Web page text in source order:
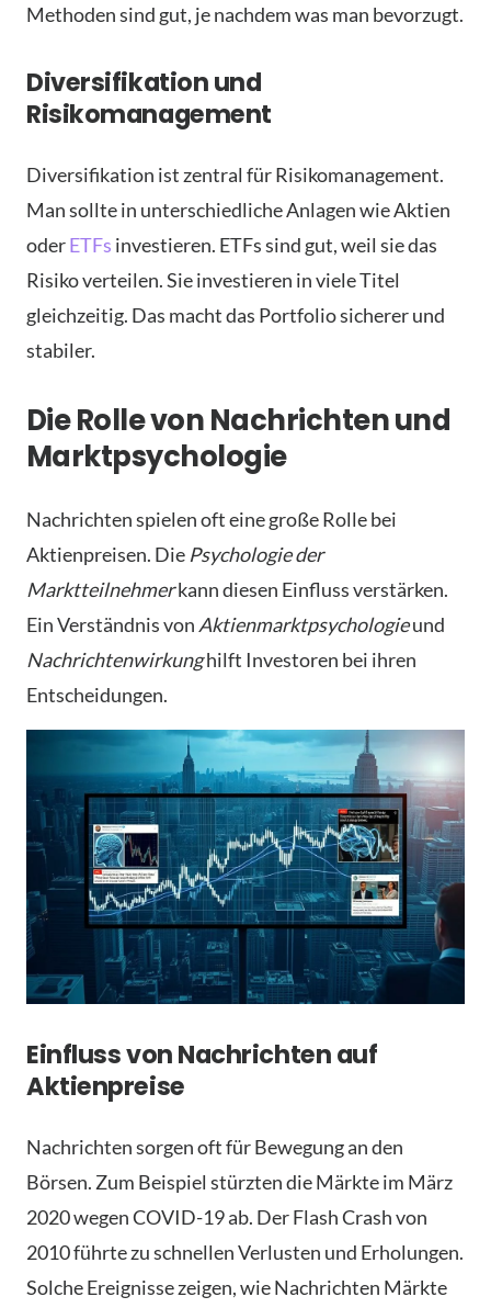
Methoden sind gut, je nachdem was man bevorzugt.
Diversifikation und
Risikomanagement
Diversifikation ist zentral für Risikomanagement.
Man sollte in unterschiedliche Anlagen wie Aktien
oderETFs investieren. ETFs sind gut, weil sie das
Risiko verteilen. Sie investieren in viele Titel
gleichzeitig. Das macht das Portfolio sicherer und
stabiler.
Die Rolle von Nachrichten und
Marktpsychologie
Nachrichten spielen oft eine große Rolle bei
Aktienpreisen. Die Psychologie der
Marktteilnehmerkann diesen Einfluss verstärken.
Ein Verständnis von Aktienmarktpsychologieund
Nachrichtenwirkunghilft Investoren bei ihren
Entscheidungen.
Einfluss von Nachrichten auf
Aktienpreise
Nachrichten sorgen oft für Bewegung an den
Börsen. Zum Beispiel stürzten die Märkte im März
2020 wegen COVID-19 ab. Der Flash Crash von
2010 führte zu schnellen Verlusten und Erholungen.
Solche Ereignisse zeigen, wie Nachrichten Märkte